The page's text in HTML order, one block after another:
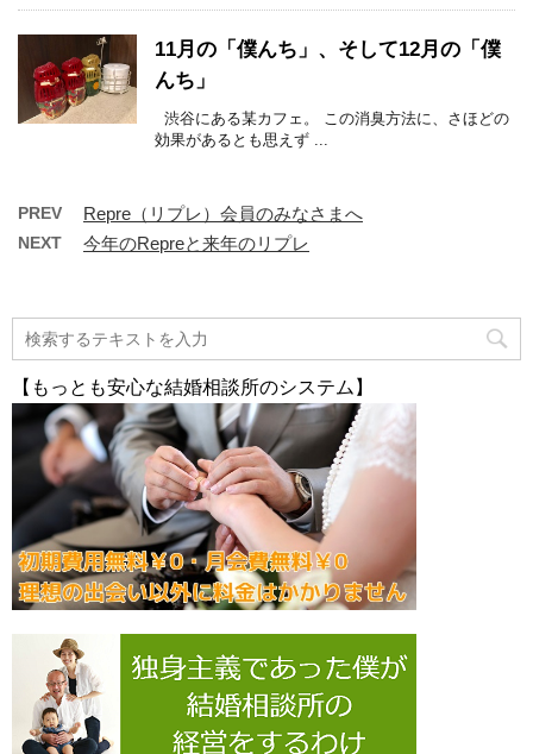
11月の「僕んち」、そして12月の「僕
んち」
渋谷にある某カフェ。 この消臭方法に、さほどの
効果があるとも思えず ...
PREV Repre（リプレ）会員のみなさまへ
NEXT 今年のRepreと来年のリプレ
【もっとも安心な結婚相談所のシステム】